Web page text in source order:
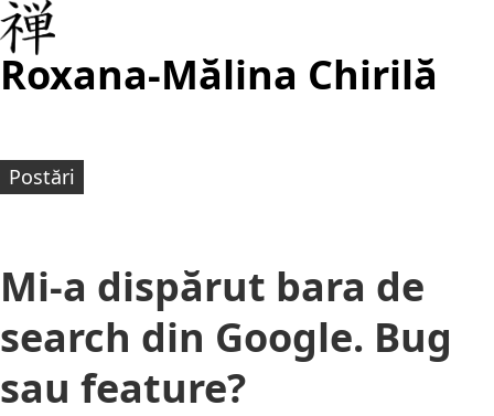
Roxana-Mălina Chirilă
Postări
Mi-a dispărut bara de
search din Google. Bug
sau feature?